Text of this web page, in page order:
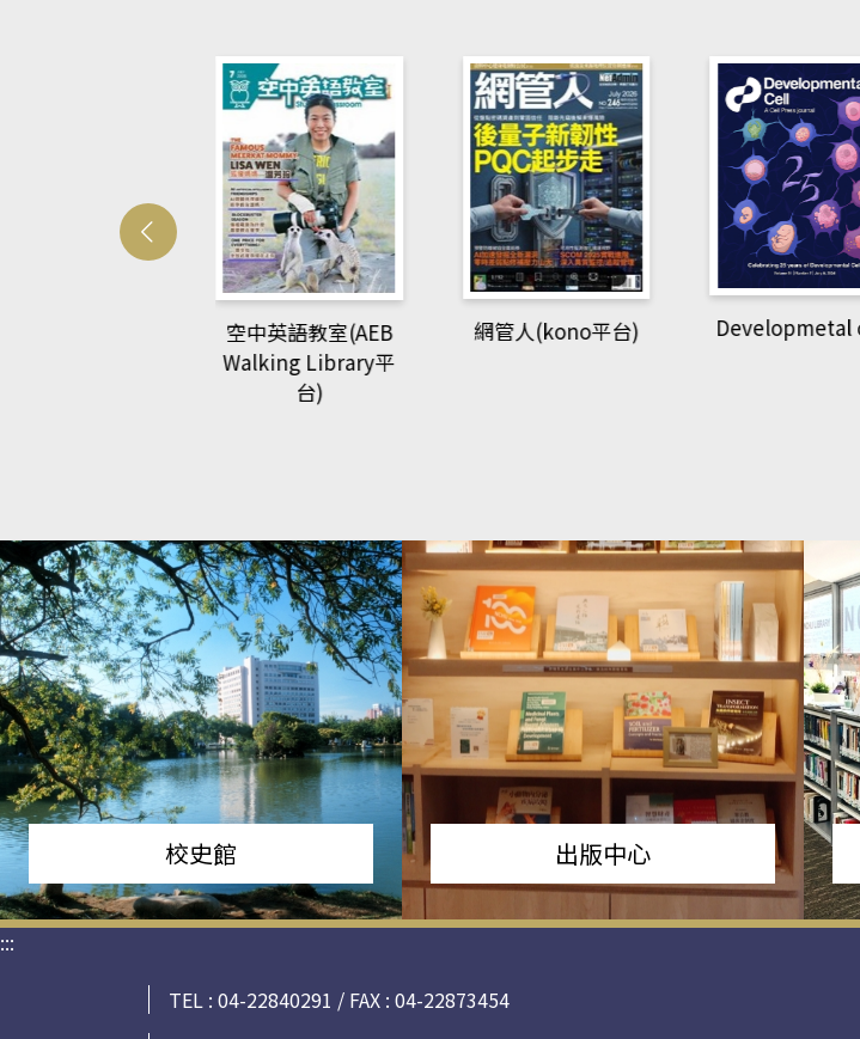
網管人(kono平台) Developmetal cell
Pattern
校史館 出版中心
:::
TEL : 04-22840291 / FAX : 04-22873454